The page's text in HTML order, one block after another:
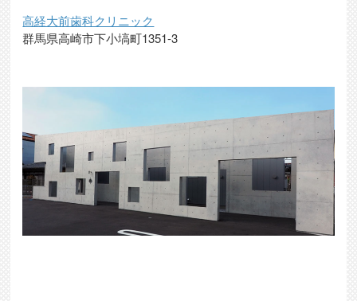
高経大前歯科クリニック
群馬県高崎市下小塙町1351-3